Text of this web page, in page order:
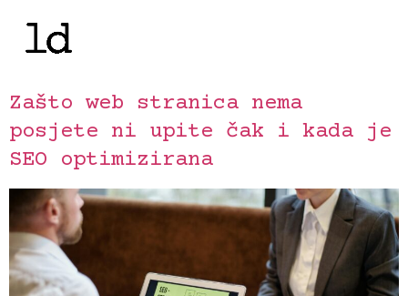
Zašto web stranica nema
posjete ni upite čak i kada je
SEO optimizirana